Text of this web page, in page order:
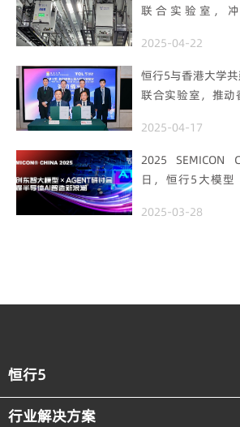
联合实验室，冲
2025-04-22
恒行5与香港大学
联合实验室，推动
2025-04-17
2025 SEMICON
日，恒行5大模型
浪潮
2025-03-28
恒行5
行业解决方案